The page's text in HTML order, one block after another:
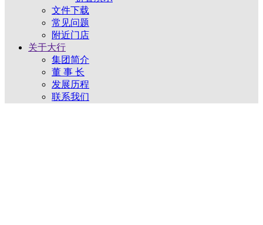
文件下载
常见问题
附近门店
关于大行
集团简介
董 事 长
发展历程
联系我们